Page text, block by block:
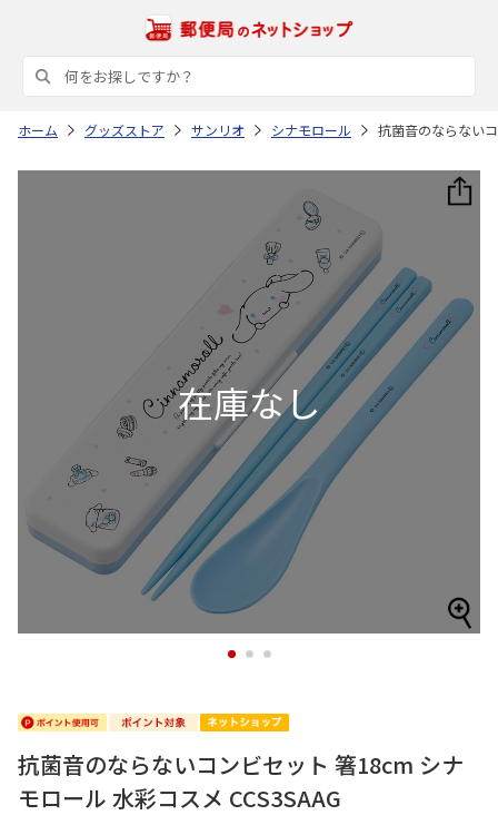
ホーム グッズストア サンリオ シナモロール 抗菌音のならない
1 2 3
抗菌音のならないコンビセット 箸18cm シナ
モロール 水彩コスメ CCS3SAAG